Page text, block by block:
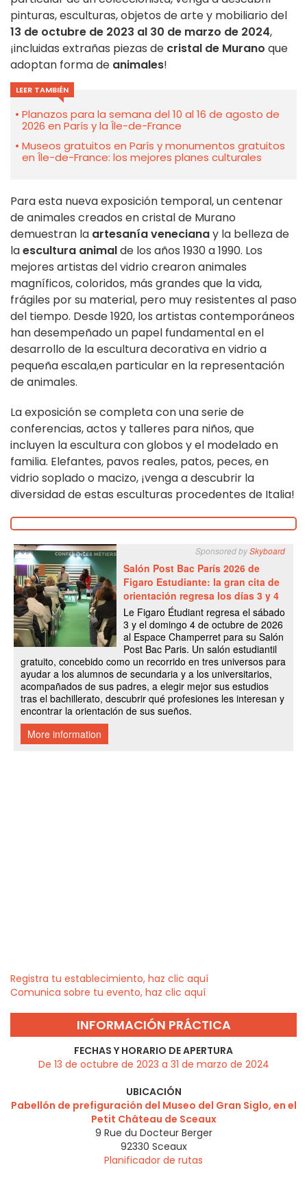
pinturas, esculturas, objetos de arte y mobiliario del
13 de octubre de 2023 al 30 de marzo de 2024,
¡incluidas extrañas piezas de cristal de Murano que
adoptan forma de animales!
LEER TAMBIÉN
Planazos para la semana del 10 al 16 de agosto de
2026 en París y la Île-de-France
Museos gratuitos en París y monumentos gratuitos
en Île-de-France: los mejores planes culturales
Para esta nueva exposición temporal, un centenar
de animales creados en cristal de Murano
demuestran la artesanía venecianay la belleza de
laescultura animalde los años 1930 a 1990. Los
mejores artistas del vidrio crearon animales
magníficos, coloridos, más grandes que la vida,
frágiles por su material, pero muy resistentes al paso
del tiempo. Desde 1920, los artistas contemporáneos
han desempeñado un papel fundamental en el
desarrollo de la escultura decorativa en vidrio a
pequeña escala,en particular en la representación
de animales.
La exposición se completa con una serie de
conferencias, actos y talleres para niños, que
incluyen la escultura con globos y el modelado en
familia. Elefantes, pavos reales, patos, peces, en
vidrio soplado o macizo, ¡venga a descubrir la
diversidad de estas esculturas procedentes de Italia!
Registra tu establecimiento, haz clic aquí
Comunica sobre tu evento, haz clic aquí
INFORMACIÓN PRÁCTICA
FECHAS Y HORARIO DE APERTURA
De 13 de octubre de 2023 a 31 de marzo de 2024
UBICACIÓN
Pabellón de prefiguración del Museo del Gran Siglo, en el
Petit Château de Sceaux
9 Rue du Docteur Berger
92330 Sceaux
Planificador de rutas